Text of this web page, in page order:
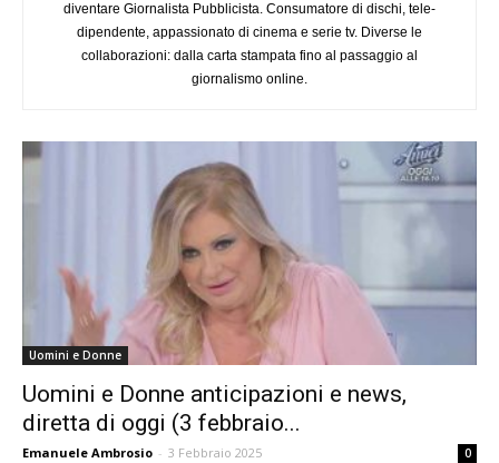
diventare Giornalista Pubblicista. Consumatore di dischi, tele-
dipendente, appassionato di cinema e serie tv. Diverse le
collaborazioni: dalla carta stampata fino al passaggio al
giornalismo online.
Uomini e Donne
Uomini e Donne anticipazioni e news,
diretta di oggi (3 febbraio...
Emanuele Ambrosio - 3 Febbraio 2025 0